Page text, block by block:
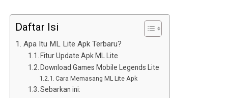
Daftar Isi
Apa Itu ML Lite Apk Terbaru?
Fitur Update Apk ML Lite
Download Games Mobile Legends Lite
Cara Memasang ML Lite Apk
Sebarkan ini: